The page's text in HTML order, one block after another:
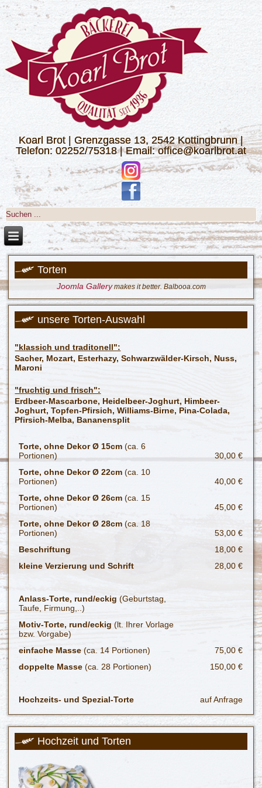
Koarl Brot | Grenzgasse 13, 2542 Kottingbrunn |
Telefon: 02252/75318 | Email: office@koarlbrot.at
Torten
Joomla Gallerymakes it better. Balbooa.com
unsere Torten-Auswahl
"klassich und traditonell":
Sacher, Mozart, Esterhazy, Schwarzwälder-Kirsch, Nuss,
Maroni
"fruchtig und frisch":
Erdbeer-Mascarbone, Heidelbeer-Joghurt, Himbeer-
Joghurt, Topfen-Pfirsich, Williams-Birne, Pina-Colada,
Pfirsich-Melba, Bananensplit
Torte, ohne Dekor Ø 15cm (ca. 6
Portionen)
30,00 €
Torte, ohne Dekor Ø 22cm (ca. 10
Portionen)
40,00 €
Torte, ohne Dekor Ø 26cm (ca. 15
Portionen)
45,00 €
Torte, ohne Dekor Ø 28cm (ca. 18
Portionen)
53,00 €
Beschriftung
18,00 €
kleine Verzierung und Schrift
28,00 €
Anlass-Torte, rund/eckig (Geburtstag,
Taufe, Firmung,..)
Motiv-Torte, rund/eckig (lt. Ihrer Vorlage
bzw. Vorgabe)
einfache Masse (ca. 14 Portionen)
75,00 €
doppelte Masse (ca. 28 Portionen) 150,00 €
Hochzeits- und Spezial-Torte auf Anfrage
Hochzeit und Torten